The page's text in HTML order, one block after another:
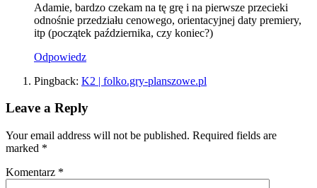
Adamie, bardzo czekam na tę grę i na pierwsze przecieki
odnośnie przedziału cenowego, orientacyjnej daty premiery,
itp (początek października, czy koniec?)
Odpowiedz
Pingback: K2 | folko.gry-planszowe.pl
Leave a Reply
Your email address will not be published. Required fields are
marked *
Komentarz *